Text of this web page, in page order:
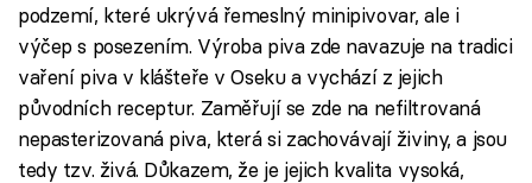
podzemí, které ukrývá řemeslný minipivovar, ale i
výčep s posezením. Výroba piva zde navazuje na tradici
vaření piva v klášteře v Oseku a vychází z jejich
původních receptur. Zaměřují se zde na nefiltrovaná
nepasterizovaná piva, která si zachovávají živiny, a jsou
tedy tzv. živá. Důkazem, že je jejich kvalita vysoká,